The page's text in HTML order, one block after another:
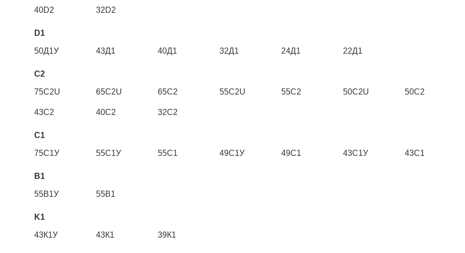
40D2 32D2
D1
50Д1У 43Д1 40Д1 32Д1 24Д1 22Д1
C2
75C2U 65C2U 65C2 55C2U 55C2 50C2U 50С2
43C2 40С2 32C2
C1
75С1У 55С1У 55C1 49С1У 49С1 43С1У 43С1
B1
55В1У 55В1
K1
43К1У 43К1 39К1